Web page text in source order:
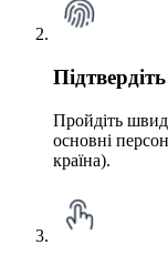
Пройдіть
основні
країна).